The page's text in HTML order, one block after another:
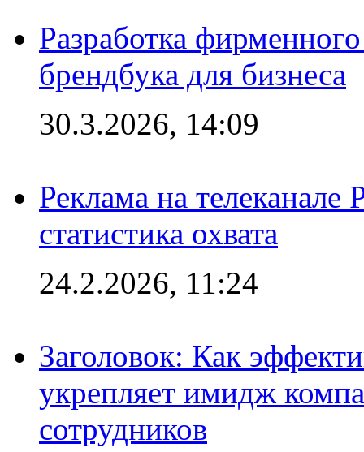
Разработка
брендбука для бизнеса
30.3.2026, 14:09
Реклама на
статистика охвата
24.2.2026, 11:24
Заголовок: Как
укрепляет имидж
сотрудников